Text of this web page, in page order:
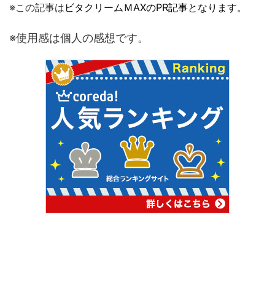
※この記事は ビタクリームＭAXのPR記事となります。
※使用感は個人の感想です。